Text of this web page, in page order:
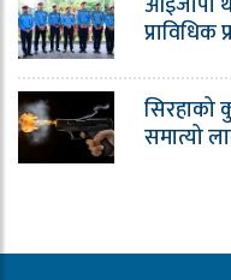
प्राविधिक
सिरहाको
समात्यो